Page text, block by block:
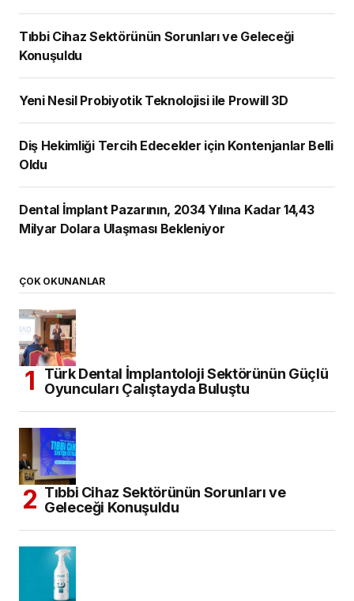
Tıbbi Cihaz Sektörünün Sorunları ve Geleceği
Konuşuldu
Yeni Nesil Probiyotik Teknolojisi ile Prowill 3D
Diş Hekimliği Tercih Edecekler için Kontenjanlar Belli
Oldu
Dental İmplant Pazarının, 2034 Yılına Kadar 14,43
Milyar Dolara Ulaşması Bekleniyor
ÇOK OKUNANLAR
Türk Dental İmplantoloji Sektörünün Güçlü
Oyuncuları Çalıştayda Buluştu
Tıbbi Cihaz Sektörünün Sorunları ve
Geleceği Konuşuldu